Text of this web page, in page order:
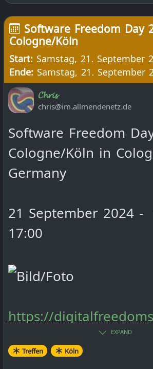
https://
software-freedom-
day-2024-cologne-
https://dingfabrik.de/
ICS Datei
10:15 Talk 1 howto
max amount of free
Software Freedom Day
Cologne/Köln
Start: Samstag, 21. September
Ende: Samstag, 21. September
𝓒𝓱𝓻𝓲𝓼
chris@im.allmendenetz.de
Software Freedom
Cologne/Köln in
Germany
21 September 2024 -
17:00
https://
ftware-freedom-
day/events/software-
EXPAND
Treffen Köln